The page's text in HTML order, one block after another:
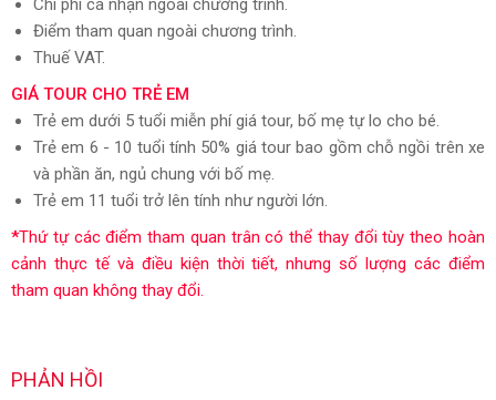
Chi phí cá nhận ngoài chương trình.
Điểm tham quan ngoài chương trình.
Thuế VAT.
GIÁ TOUR CHO TRẺ EM
Trẻ em dưới 5 tuổi miễn phí giá tour, bố mẹ tự lo cho bé.
Trẻ em 6 - 10 tuổi tính 50% giá tour bao gồm chỗ ngồi trên xe
và phần ăn, ngủ chung với bố mẹ.
Trẻ em 11 tuổi trở lên tính như người lớn.
*Thứ tự các điểm tham quan trân có thể thay đổi tùy theo hoàn
cảnh thực tế và điều kiện thời tiết, nhưng số lượng các điểm
tham quan không thay đổi.
PHẢN HỒI